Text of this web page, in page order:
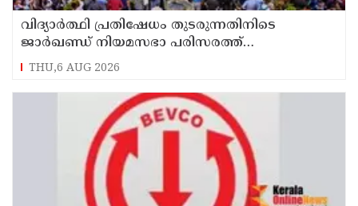
വിദ്യാര്‍ത്ഥി പ്രതിഷേധം തുടരുന്നതിനിടെ
ജാര്‍ഖണ്ഡ് നിയമസഭാ പരിസരത്ത്
നിരോധനാജ്ഞ
THU,6 AUG 2026